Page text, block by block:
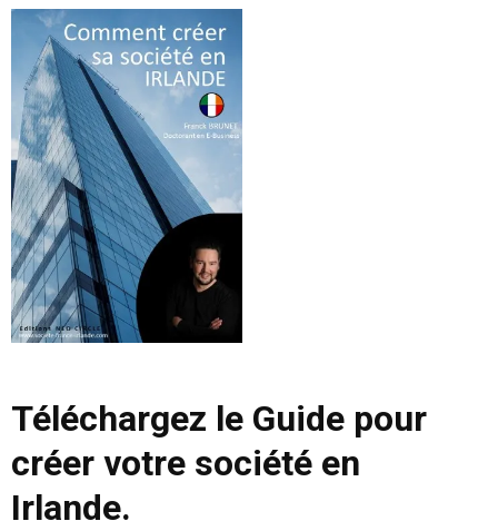
Téléchargez le Guide pour
créer votre société en
Irlande.